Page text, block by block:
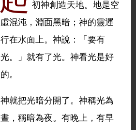
初神創造天地。地是空
虛混沌，淵面黑暗；神的靈運
行在水面上。神說：「要有
光。」就有了光。神看光是好
的。
神就把光暗分開了。神稱光為
晝，稱暗為夜。有晚上，有早